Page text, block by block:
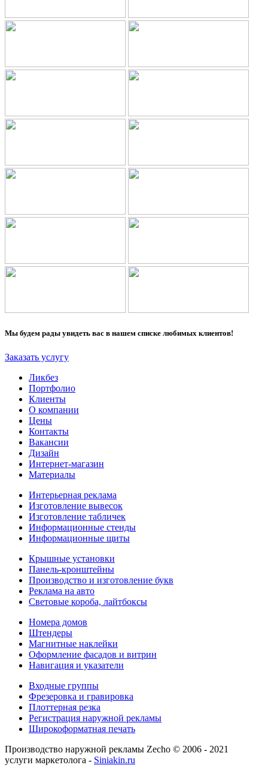
Мы будем рады увидеть вас в нашем списке любимых клиентов!
Заказать услугу
Ликбез
Портфолио
Клиенты
О компании
Цены
Контакты
Вакансии
Дизайн
Интернет-магазин
Материалы
Интерьерная реклама
Изготовление вывесок
Изготовление табличек
Информационные стенды
Информационные щиты
Крышные установки
Панель-кронштейны
Производство и изготовление букв
Реклама на авто
Световые короба, лайтбоксы
Номера домов
Штендеры
Магнитные наклейки
Оформление фасадов и витрин
Навигация и указатели
Входные группы
Фрезеровка и гравировка
Плоттерная резка
Регистрация наружной рекламы
Широкоформатная печать
Производство наружной рекламы Zecho © 2006 - 2021
услуги маркетолога - Siniakin.ru